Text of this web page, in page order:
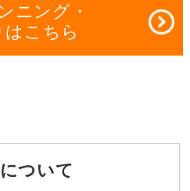
ニング・
はこちら
ついて